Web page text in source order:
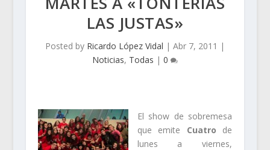
LAS JUSTAS»
Posted by Ricardo López Vidal | Abr 7, 2011 |
Noticias, Todas | 0
El show de sobremesa
que emite Cuatro de
lunes a viernes,